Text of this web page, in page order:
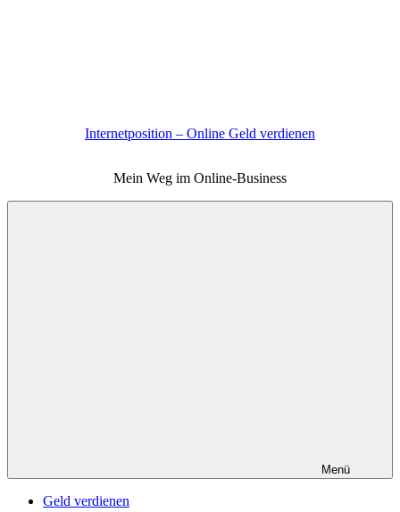
Internetposition – Online Geld verdienen
Mein Weg im Online-Business
Menü
Geld verdienen